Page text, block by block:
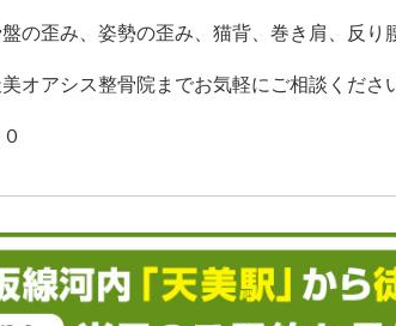
の歪み、姿勢の歪み、猫背、巻き肩、反り
オアシス整骨院までお気軽にご相談くださ